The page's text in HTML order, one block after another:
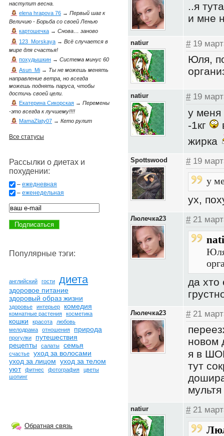
..я
и мне
natiur #19
Юля,
natiur #19
у меня
-1кг
жирка
Spottswood #19
у
ух,
Люлечка23 #21
да хто
Люлечка23 #21
новом
я в
тут
natiur #21
наступит весна.
elena hrapova 76 → Первый шаг к
Величию - Борьба со своей Ленью
картошечка → Снова… заново
123_Morskaya → Всё случается в
мире для счастья!
похудышкин → Система минус 60
Asun_Mi → Ты не можешь менять
направление ветра, но всегда
можешь поднять паруса, чтобы
достичь своей цели.
Екатерина Сикорская → Перемены
-это всегда к лучшему!!!!
MamaZlaty07 → Кето рулит
Все статусы
Рассылки о диетах и
похудении:
– ежедневная
– еженедельная
Популярные тэги:
английский гости диета
здоровое питание
здоровый образ жизни
здоровье интерьер комедия
комнатные растения косметика
кошки красота
любовь
мелодрама
отношения природа
прогулки
путешествия
рецепты
салаты семья
счастье
уход за волосами
уход за лицом уход за телом
уют
фитнес фотография
цветы
шопинг
Обратная связь